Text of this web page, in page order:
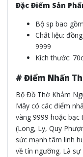
Đặc Điểm Sản
Bộ sp bao
Chất liệu:
9999
Kích thước:
# Điểm Nhấn
Bộ Đồ Thờ Khảm
Mây có các điểm
vàng 9999 hoặc
(Long, Ly, Quy
sức mạnh tâm linh
về tín ngưỡng. Là